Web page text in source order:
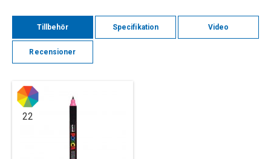
Tillbehör Specifikation Video
Recensioner
22